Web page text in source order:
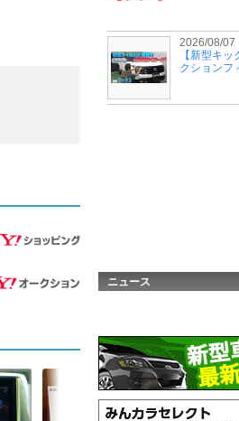
2026/08/07
【新型キ
クションフ
ニュース